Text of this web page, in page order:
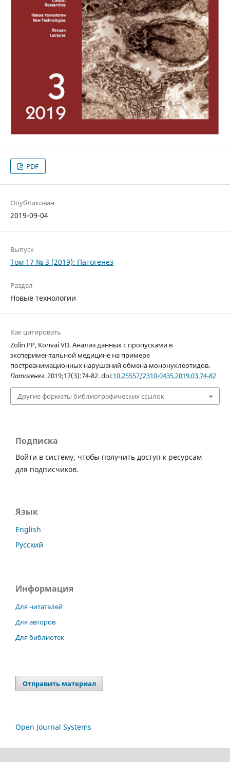
PDF
Опубликован
2019-09-04
Выпуск
Том 17 № 3 (2019): Патогенез
Раздел
Новые технологии
Как цитировать
Zolin PP, Konvai VD. Анализ данных с пропусками в
экспериментальной медицине на примере
постреанимационных нарушений обмена мононуклеотидов.
Патогенез. 2019;17(3):74-82. doi:10.25557/2310-0435.2019.03.74-82
Другие форматы библиографических ссылок
Подписка
Войти в систему, чтобы получить доступ к ресурсам
для подписчиков.
Язык
English
Русский
Информация
Для читателей
Для авторов
Для библиотек
Отправить материал
Open Journal Systems